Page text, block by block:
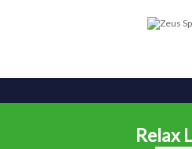
Relax